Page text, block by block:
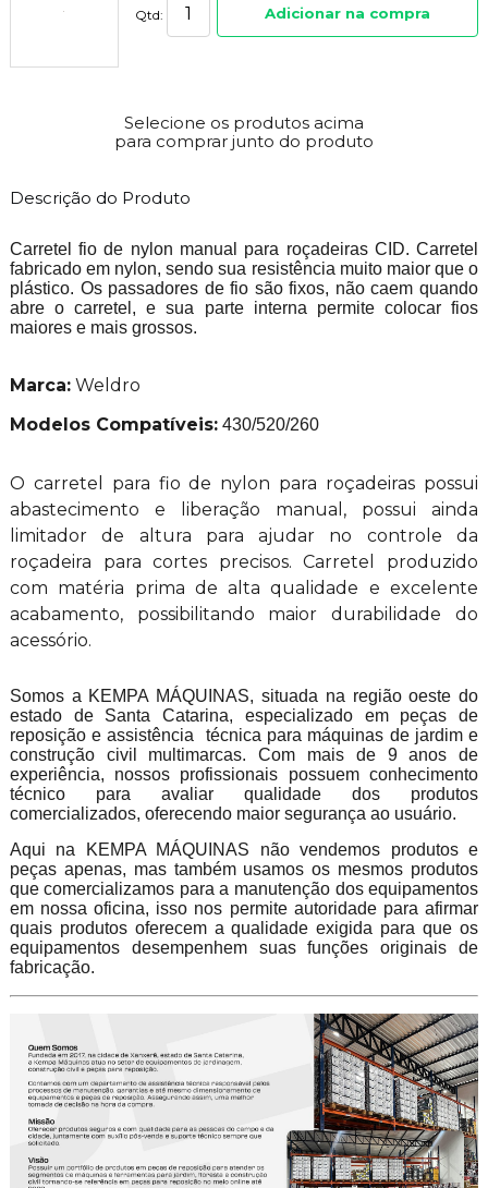
Qtd: Adicionar na compra
Selecione os produtos acima
para comprar junto do produto
Descrição do Produto
Carretel fio de nylon manual para roçadeiras CID. Carretel
fabricado em nylon, sendo sua resistência muito maior que o
plástico. Os passadores de fio são fixos, não caem quando
abre o carretel, e sua parte interna permite colocar fios
maiores e mais grossos.
Marca:Weldro
Modelos Compatíveis:430/520/260
O carretel para fio de nylon para roçadeiras possui
abastecimento e liberação manual, possui ainda
limitador de altura para ajudar no controle da
roçadeira para cortes precisos. Carretel produzido
com matéria prima de alta qualidade e excelente
acabamento, possibilitando maior durabilidade do
acessório.
Somos a KEMPA MÁQUINAS, situada na região oeste do
estado de Santa Catarina, especializado em peças de
reposição e assistência técnica para máquinas de jardim e
construção civil multimarcas. Com mais de 9 anos de
experiência, nossos profissionais possuem conhecimento
técnico para avaliar qualidade dos produtos
comercializados, oferecendo maior segurança ao usuário.
Aqui na KEMPA MÁQUINAS não vendemos produtos e
peças apenas, mas também usamos os mesmos produtos
que comercializamos para a manutenção dos equipamentos
em nossa oficina, isso nos permite autoridade para afirmar
quais produtos oferecem a qualidade exigida para que os
equipamentos desempenhem suas funções originais de
fabricação.